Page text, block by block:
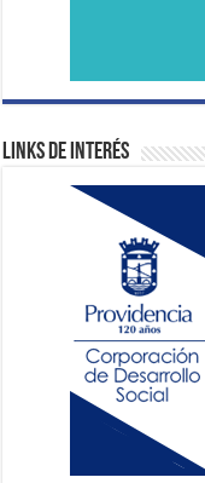
Links de Interés